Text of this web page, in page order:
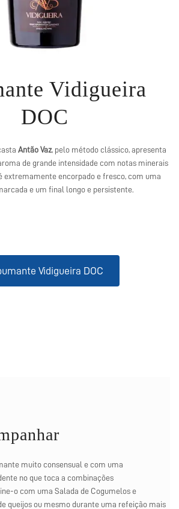
Vidigueira
DOC
Antão Vaz, pelo método clássico, apresenta
de grande intensidade com notas minerais
extremamente encorpado e fresco, com uma
e um final longo e persistente.
Vidigueira DOC
muito consensual e com uma
no que toca a combinações
o com uma Salada de Cogumelos e
queijos ou mesmo durante uma refeição mais